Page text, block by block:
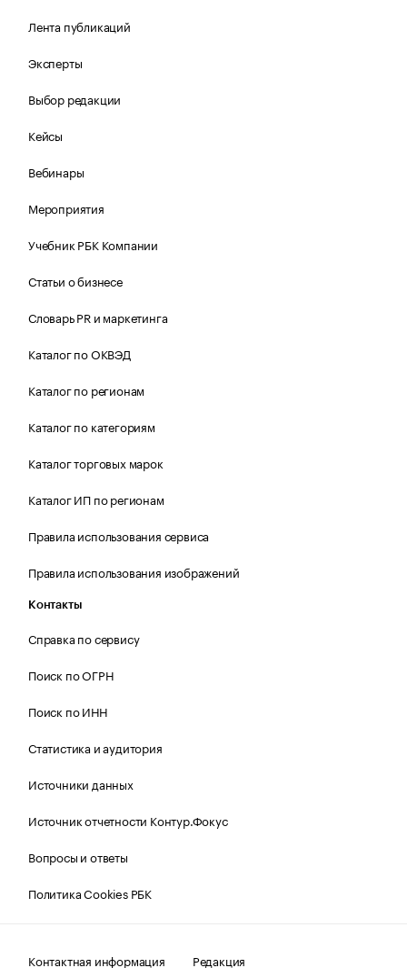
Лента публикаций
Эксперты
Выбор редакции
Кейсы
Вебинары
Мероприятия
Учебник РБК Компании
Статьи о бизнесе
Словарь PR и маркетинга
Каталог по ОКВЭД
Каталог по регионам
Каталог по категориям
Каталог торговых марок
Каталог ИП по регионам
Правила использования сервиса
Правила использования изображений
Контакты
Справка по сервису
Поиск по ОГРН
Поиск по ИНН
Статистика и аудитория
Источники данных
Источник отчетности Контур.Фокус
Вопросы и ответы
Политика Cookies РБК
Контактная информация Редакция